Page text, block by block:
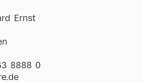
Ernst
8888 0
de